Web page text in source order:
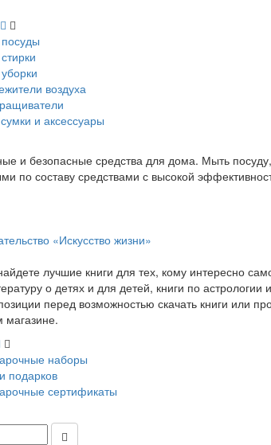
воздуха
и аксессуары
и безопасные средства для дома. Мыть
по составу средствами с высокой
«Искусство жизни»
лучшие книги для тех, кому интересно
о детях и для детей, книги по
перед возможностью скачать книги или
магазине.
наборы
подарков
сертификаты